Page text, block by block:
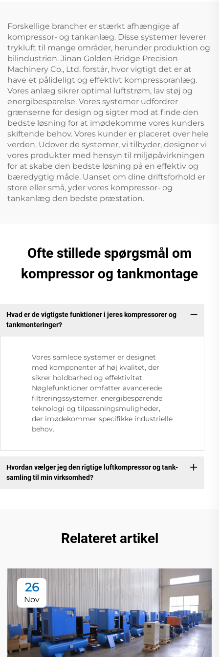
Forskellige brancher er stærkt afhængige af
kompressor- og tankanlæg. Disse systemer leverer
trykluft til mange områder, herunder produktion og
bilindustrien. Jinan Golden Bridge Precision
Machinery Co., Ltd. forstår, hvor vigtigt det er at
have et pålideligt og effektivt kompressoranlæg.
Vores anlæg sikrer optimal luftstrøm, lav støj og
energibesparelse. Vores systemer udfordrer
grænserne for design og sigter mod at finde den
bedste løsning for at imødekomme vores kunders
skiftende behov. Vores kunder er placeret over hele
verden. Udover de systemer, vi tilbyder, designer vi
vores produkter med hensyn til miljøpåvirkningen
for at skabe den bedste løsning på en effektiv og
bæredygtig måde. Uanset om dine driftsforhold er
store eller små, yder vores kompressor- og
tankanlæg den bedste præstation.
Ofte stillede spørgsmål om
kompressor og tankmontage
Hvad er de vigtigste funktioner i jeres kompressorer og
tankmonteringer?
Vores samlede systemer er designet
med komponenter af høj kvalitet, der
sikrer holdbarhed og effektivitet.
Nøglefunktioner omfatter avancerede
filtreringssystemer, energibesparende
teknologi og tilpassningsmuligheder,
der imødekommer specifikke industrielle
behov.
Hvordan vælger jeg den rigtige luftkompressor og tank-
samling til min virksomhed?
Relateret artikel
26
Nov